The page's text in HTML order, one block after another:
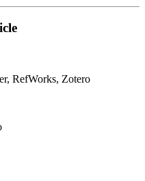
RefWorks, Zotero